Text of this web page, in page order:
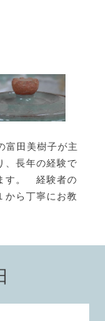
田美樹子が主
長年の経験で
す。 経験者の
から丁寧にお教